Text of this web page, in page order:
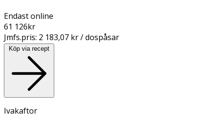
Endast online
61 126kr
Jmfs.pris: 2 183,07 kr / dospåsar
Köp via recept
Ivakaftor